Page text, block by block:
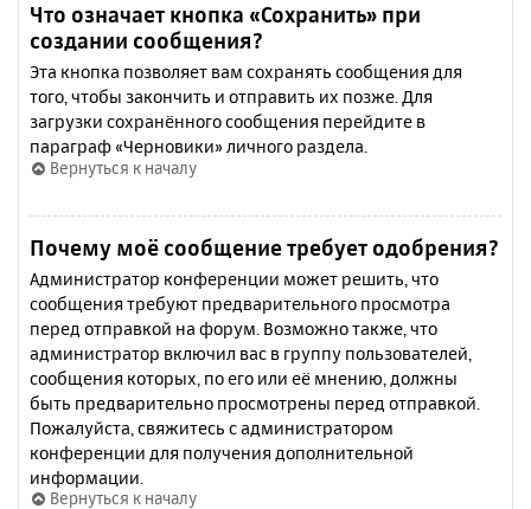
Что означает кнопка «Сохранить» при
создании сообщения?
Эта кнопка позволяет вам сохранять сообщения для
того, чтобы закончить и отправить их позже. Для
загрузки сохранённого сообщения перейдите в
параграф «Черновики» личного раздела.
Вернуться к началу
Почему моё сообщение требует одобрения?
Администратор конференции может решить, что
сообщения требуют предварительного просмотра
перед отправкой на форум. Возможно также, что
администратор включил вас в группу пользователей,
сообщения которых, по его или её мнению, должны
быть предварительно просмотрены перед отправкой.
Пожалуйста, свяжитесь с администратором
конференции для получения дополнительной
информации.
Вернуться к началу